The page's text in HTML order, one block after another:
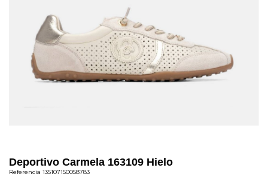
Deportivo Carmela 163109 Hielo
Referencia 135107150058783